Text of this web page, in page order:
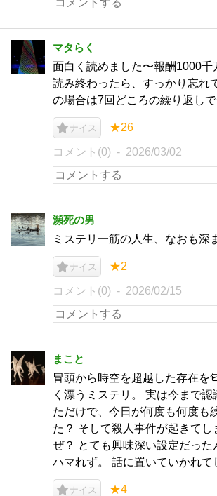
マタらく
面白く読めました〜報酬1000千
読み終わったら、すっかり忘れ
の場合は7回どころの繰り返し
ナイス ★26
コメント(0) 2026/03/02
瀕死の男
ミステリ一筋の人生、なおも深
ナイス ★2
コメント(0) 2026/02/15
まこと
冒頭から時空を超越した存在を
く漂うミステリ。 実は今まで認
ただけで、今日が何度も何度も
た？ そして殺人事件が起きてし
ぜ？ とても興味深い設定だった
ハマれず。 話に置いていかれて
ナイス ★4